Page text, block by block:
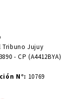
Tribuno Jujuy
- CP (A4412BYA)
N°: 10769